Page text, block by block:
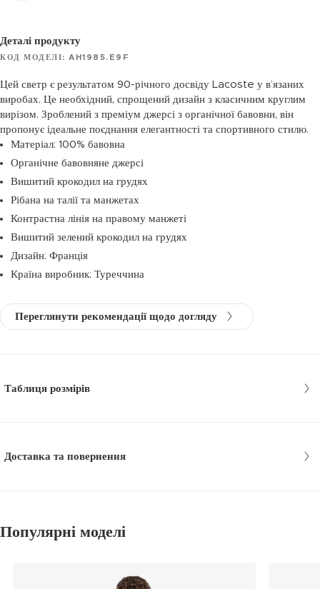
Деталі продукту
КОД МОДЕЛІ: AH1985.E9F
Цей светр є результатом 90-річного досвіду Lacoste у в’язаних
виробах. Це необхідний, спрощений дизайн з класичним круглим
вирізом. Зроблений з преміум джерсі з органічної бавовни, він
пропонує ідеальне поєднання елегантності та спортивного стилю.
Матеріал: 100% бавовна
Органічне бавовняне джерсі
Вишитий крокодил на грудях
Рібана на талії та манжетах
Контрастна лінія на правому манжеті
Вишитий зелений крокодил на грудях
Дизайн: Франція
Країна виробник: Туреччина
Переглянути рекомендації щодо догляду
Таблиця розмірів
Доставка та повернення
Популярні моделі